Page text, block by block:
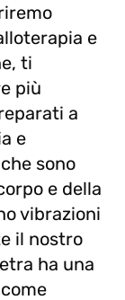
e
ti
più
a
e
sono
e della
vibrazioni
il nostro
ha una